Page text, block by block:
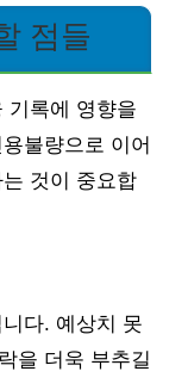
점들
기록에 영향을
불량으로 이어
것이 중요합
다. 예상치 못
을 더욱 부추길